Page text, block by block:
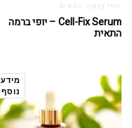
יופי ברמה התאית
Cell-Fix Serum – יופי ברמה
התאית
מידע
נוסף